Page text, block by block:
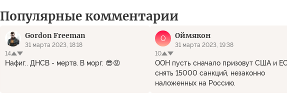
Популярные комментарии
Gordon Freeman
31 марта 2023, 18:18
14
Нафиг.. ДНСВ - мертв. В морг. 😎😡
О Оймякон
31 марта 2023, 19:38
10
ООН пусть сначало призовут США и
снять 15000 санкций, незаконно
наложенных на Россию.